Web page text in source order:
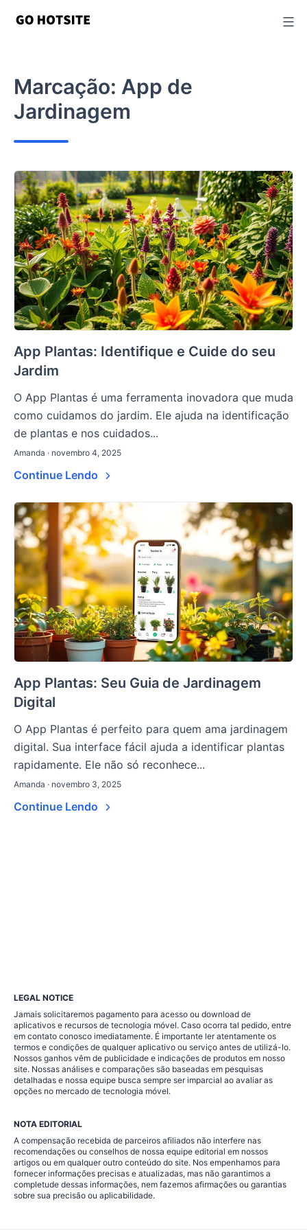
Marcação: App de
Jardinagem
App Plantas: Identifique e Cuide do seu
Jardim
O App Plantas é uma ferramenta inovadora que muda
como cuidamos do jardim. Ele ajuda na identificação
de plantas e nos cuidados...
Amanda · novembro 4, 2025
Continue Lendo
App Plantas: Seu Guia de Jardinagem
Digital
O App Plantas é perfeito para quem ama jardinagem
digital. Sua interface fácil ajuda a identificar plantas
rapidamente. Ele não só reconhece...
Amanda · novembro 3, 2025
Continue Lendo
LEGAL NOTICE
Jamais solicitaremos pagamento para acesso ou download de
aplicativos e recursos de tecnologia móvel. Caso ocorra tal pedido, entre
em contato conosco imediatamente. É importante ler atentamente os
termos e condições de qualquer aplicativo ou serviço antes de utilizá-lo.
Nossos ganhos vêm de publicidade e indicações de produtos em nosso
site. Nossas análises e comparações são baseadas em pesquisas
detalhadas e nossa equipe busca sempre ser imparcial ao avaliar as
opções no mercado de tecnologia móvel.
NOTA EDITORIAL
A compensação recebida de parceiros afiliados não interfere nas
recomendações ou conselhos de nossa equipe editorial em nossos
artigos ou em qualquer outro conteúdo do site. Nos empenhamos para
fornecer informações precisas e atualizadas, mas não garantimos a
completude dessas informações, nem fazemos afirmações ou garantias
sobre sua precisão ou aplicabilidade.